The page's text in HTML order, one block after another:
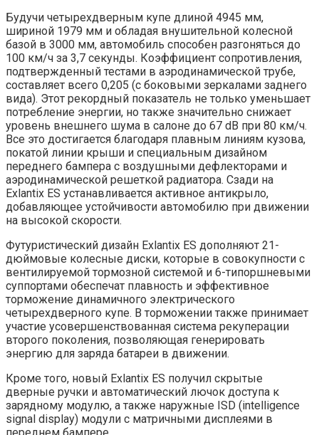
Будучи четырехдверным купе длиной 4945 мм,
шириной 1979 мм и обладая внушительной колесной
базой в 3000 мм, автомобиль способен разгоняться до
100 км/ч за 3,7 секунды. Коэффициент сопротивления,
подтвержденный тестами в аэродинамической трубе,
составляет всего 0,205 (с боковыми зеркалами заднего
вида). Этот рекордный показатель не только уменьшает
потребление энергии, но также значительно снижает
уровень внешнего шума в салоне до 67 dB при 80 км/ч.
Все это достигается благодаря плавным линиям кузова,
покатой линии крыши и специальным дизайном
переднего бампера с воздушными дефлекторами и
аэродинамической решеткой радиатора. Сзади на
Exlantix ES устанавливается активное антикрыло,
добавляющее устойчивости автомобилю при движении
на высокой скорости.
Футуристический дизайн Exlantix ES дополняют 21-
дюймовые колесные диски, которые в совокупности с
вентилируемой тормозной системой и 6-типоршневыми
суппортами обеспечат плавность и эффективное
торможение динамичного электрического
четырехдверного купе. В торможении также принимает
участие усовершенствованная система рекуперации
второго поколения, позволяющая генерировать
энергию для заряда батареи в движении.
Кроме того, новый Exlantix ES получил скрытые
дверные ручки и автоматический лючок доступа к
зарядному модулю, а также наружные ISD (intelligence
signal display) модули с матричными дисплеями в